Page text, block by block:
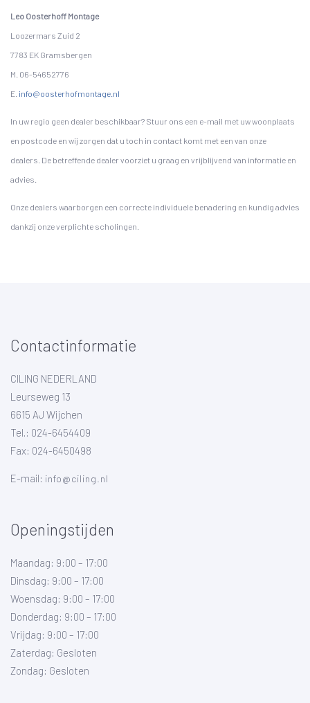
Leo Oosterhoff Montage
Loozermars Zuid 2
7783 EK Gramsbergen
M. 06-54652776
E. info@oosterhofmontage.nl
In uw regio geen dealer beschikbaar? Stuur ons een e-mail met uw woonplaats
en postcode en wij zorgen dat u toch in contact komt met een van onze
dealers. De betreffende dealer voorziet u graag en vrijblijvend van informatie en
advies.
Onze dealers waarborgen een correcte individuele benadering en kundig advies
dankzij onze verplichte scholingen.
Contactinformatie
CILING NEDERLAND
Leurseweg 13
6615 AJ Wijchen
Tel.: 024-6454409
Fax: 024-6450498
E-mail: info@ciling.nl
Openingstijden
Maandag: 9:00 – 17:00
Dinsdag: 9:00 – 17:00
Woensdag: 9:00 – 17:00
Donderdag: 9:00 – 17:00
Vrijdag: 9:00 – 17:00
Zaterdag: Gesloten
Zondag: Gesloten